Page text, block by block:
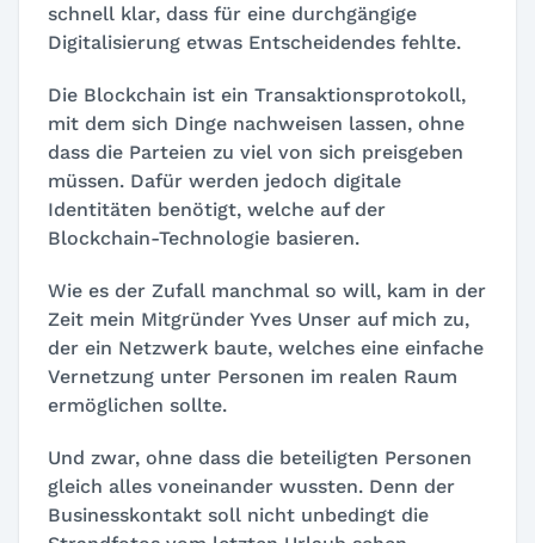
schnell klar, dass für eine durchgängige
Digitalisierung etwas Entscheidendes fehlte.
Die Blockchain ist ein Transaktionsprotokoll,
mit dem sich Dinge nachweisen lassen, ohne
dass die Parteien zu viel von sich preisgeben
müssen. Dafür werden jedoch digitale
Identitäten benötigt, welche auf der
Blockchain-Technologie basieren.
Wie es der Zufall manchmal so will, kam in der
Zeit mein Mitgründer Yves Unser auf mich zu,
der ein Netzwerk baute, welches eine einfache
Vernetzung unter Personen im realen Raum
ermöglichen sollte.
Und zwar, ohne dass die beteiligten Personen
gleich alles voneinander wussten. Denn der
Businesskontakt soll nicht unbedingt die